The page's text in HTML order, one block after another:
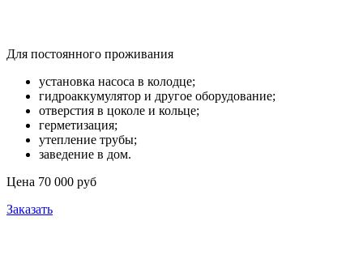
Для постоянного проживания
установка насоса в колодце;
гидроаккумулятор и другое оборудование;
отверстия в цоколе и кольце;
герметизация;
утепление трубы;
заведение в дом.
Цена 70 000 руб
Заказать